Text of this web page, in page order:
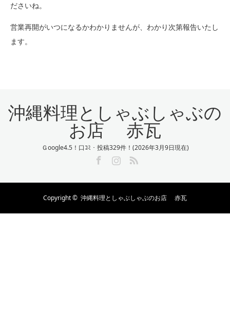
ださいね。
営業再開がいつになるかわかりませんが、わかり次第報告いたし
ます。
沖縄料理としゃぶしゃぶの
お店 赤瓦
Ｇoogle4.5！口ｺﾐ・投稿329件！(2026年3月9日現在)
FacebookInstagram
Copyright © 沖縄料理としゃぶしゃぶのお店 赤瓦